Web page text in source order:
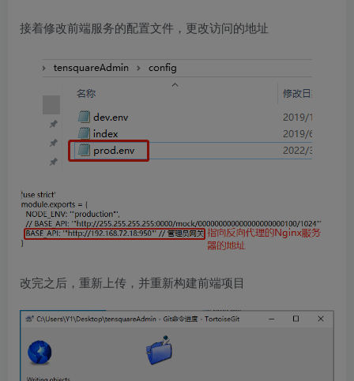
接着修改前端服务的配置文件，更改访问的地址
改完之后，重新上传，并重新构建前端项目